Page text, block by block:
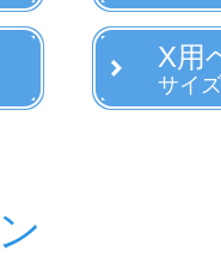
X用
サイ